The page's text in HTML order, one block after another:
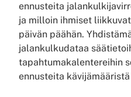
ennusteita
ja milloin ihmiset
päivän päähän.
jalankulkudataa
tapahtumakalentereihin
ennusteita